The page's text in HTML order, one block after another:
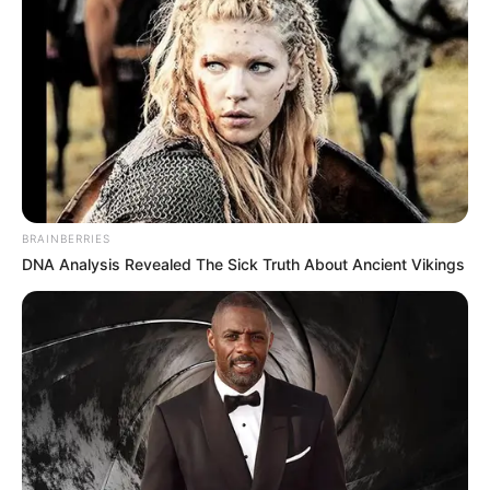
તેની સાથે તે પણ જાણકારી સામે આવી છે કે, બીજા
BRAINBERRIES
DNA Analysis Revealed The Sick Truth About Ancient Vikings